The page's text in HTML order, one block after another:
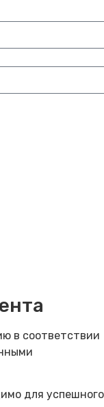
в соответствии
для успешного